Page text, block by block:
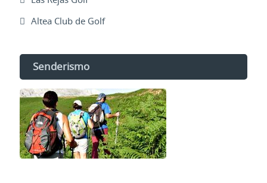
Altea Club de Golf
Senderismo